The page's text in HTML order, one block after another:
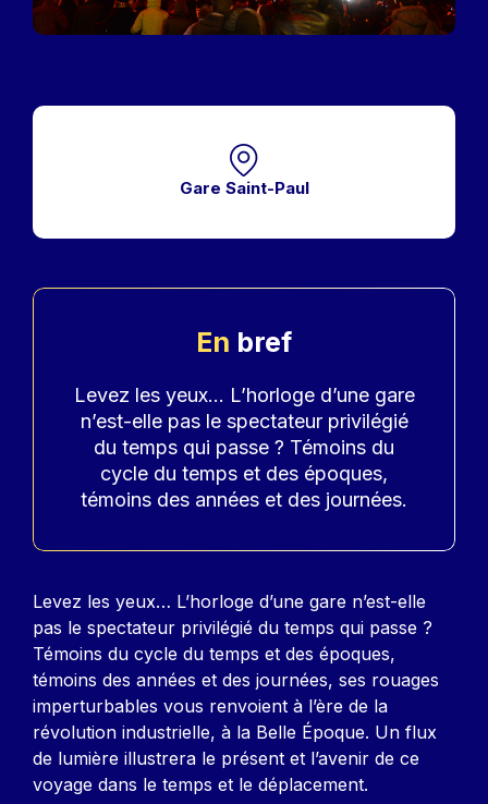
Gare Saint-Paul
En bref
Accroche
Levez les yeux… L’horloge d’une gare
n’est-elle pas le spectateur privilégié
du temps qui passe ? Témoins du
cycle du temps et des époques,
témoins des années et des journées.
Contenu
Levez les yeux… L’horloge d’une gare n’est-elle
pas le spectateur privilégié du temps qui passe ?
Témoins du cycle du temps et des époques,
témoins des années et des journées, ses rouages
imperturbables vous renvoient à l’ère de la
révolution industrielle, à la Belle Époque. Un flux
de lumière illustrera le présent et l’avenir de ce
voyage dans le temps et le déplacement.